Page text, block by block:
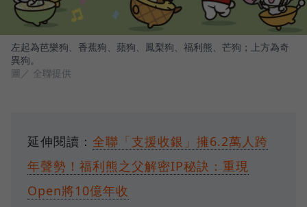
左起為芭樂狗、香蕉狗、蘋狗、鳳梨狗、福利熊、芒狗；上方為奇
異狗。
圖／ 全聯提供
延伸閱讀： 全聯「支援收銀」擁6.2萬人跨
年聲勢！福利熊之父解密IP秘訣：重現
Open將10億年收